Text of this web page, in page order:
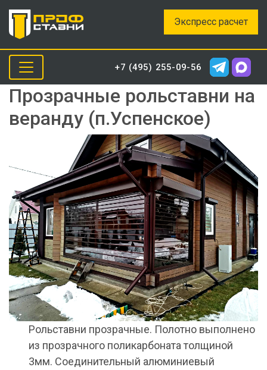
Экспресс расчет
+7 (495) 255-09-56
Прозрачные рольставни на
веранду (п.Успенское)
Рольставни прозрачные. Полотно выполнено
из прозрачного поликарбоната толщиной
3мм. Соединительный алюминиевый